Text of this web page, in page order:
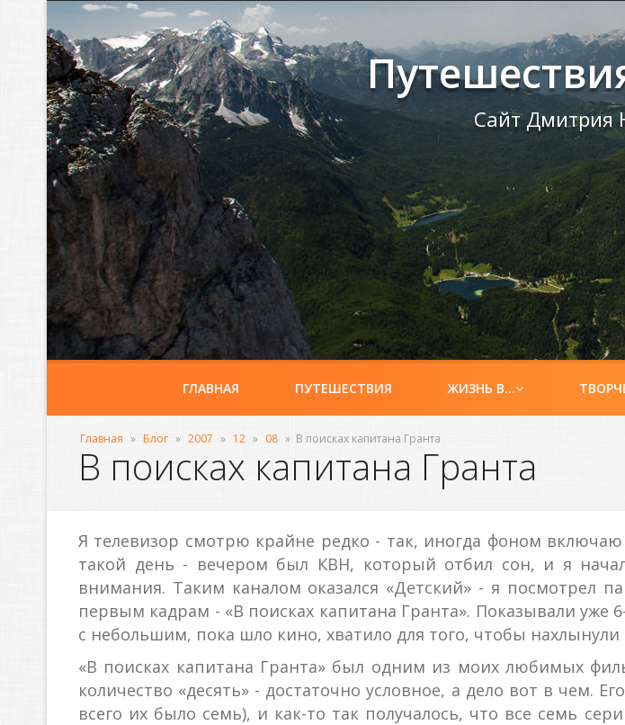
Сайт Дмитрия
ГЛАВНАЯ ПУТЕШЕСТВИЯ ЖИЗНЬ В…
Главная » Блог » 2007 » 12 » 08 » В поисках капитана Гранта
В поисках капитана Гранта
Я телевизор смотрю крайне редко - так, иногда фоном
такой день - вечером был КВН, который отбил сон, и я
внимания. Таким каналом оказался «Детский» - я посмотрел
первым кадрам - «В поисках капитана Гранта». Показывали
с небольшим, пока шло кино, хватило для того, чтобы
«В поисках капитана Гранта» был одним из моих любимых
количество «десять» - достаточно условное, а дело вот в чем.
всего их было семь), и как-то так получалось, что все семь